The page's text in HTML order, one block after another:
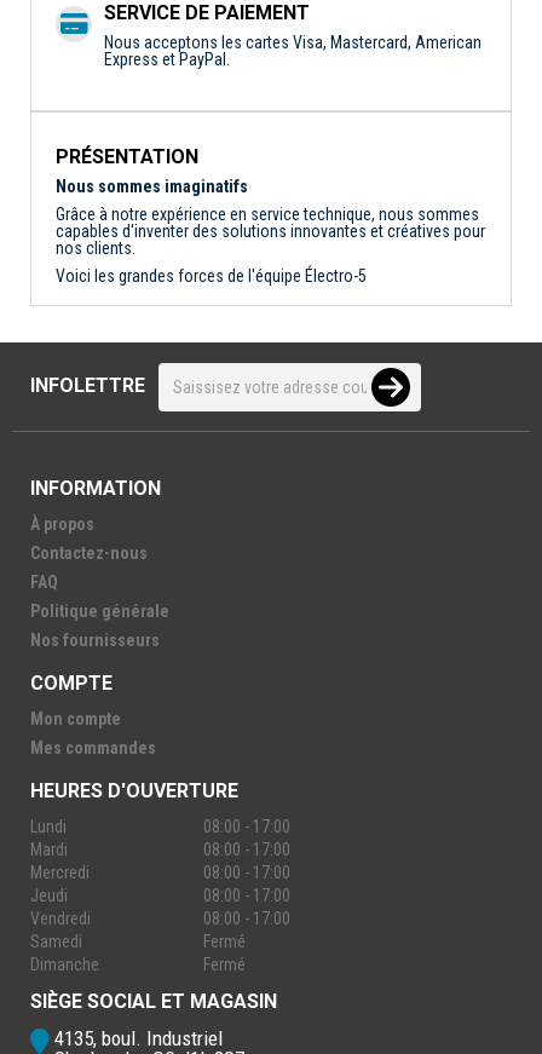
SERVICE DE PAIEMENT
Nous acceptons les cartes Visa, Mastercard, American
Express et PayPal.
PRÉSENTATION
Nous sommes imaginatifs
Grâce à notre expérience en service technique, nous sommes
capables d'inventer des solutions innovantes et créatives pour
nos clients.
Voici les grandes forces de l'équipe Électro-5
INFOLETTRE
INFORMATION
À propos
Contactez-nous
FAQ
Politique générale
Nos fournisseurs
COMPTE
Mon compte
Mes commandes
HEURES D'OUVERTURE
Lundi
08:00 - 17:00
Mardi
08:00 - 17:00
Mercredi
08:00 - 17:00
Jeudi
08:00 - 17:00
Vendredi
08:00 - 17:00
Samedi
Fermé
Dimanche
Fermé
SIÈGE SOCIAL ET MAGASIN
4135, boul. Industriel